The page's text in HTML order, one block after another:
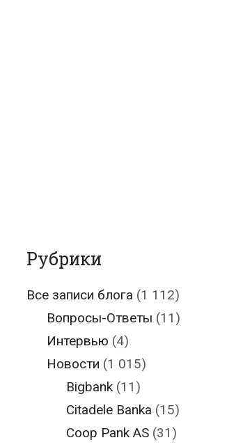
Рубрики
Все записи блога (1 112)
Вопросы-Ответы (11)
Интервью (4)
Новости (1 015)
Bigbank (11)
Citadele Banka (15)
Coop Pank AS (31)